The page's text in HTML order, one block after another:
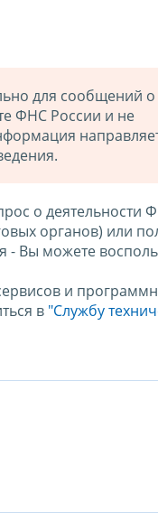
для сообщений о
ФНС России и не
о деятельности
органов) или
Вы можете
и
в "Службу